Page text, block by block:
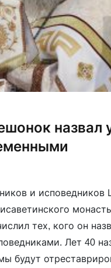
назвал
и исповедников
тех, кого он
Лет 40
будут